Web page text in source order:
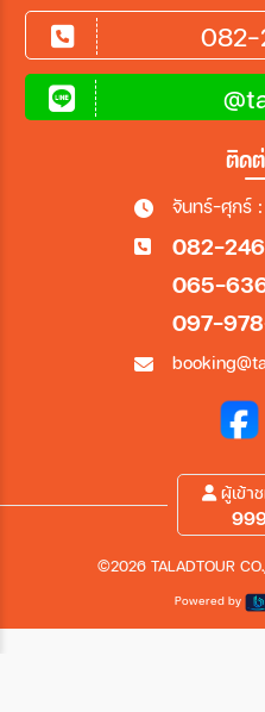
ติด
จันทร์-ศุกร์
082-
065-
097-
ผู้เข้า
©2026 TALADTOUR
Powered by